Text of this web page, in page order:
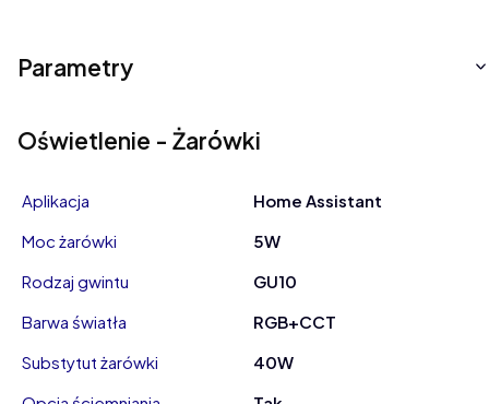
Parametry
Oświetlenie - Żarówki
Aplikacja
Home Assistant
Moc żarówki
5W
Rodzaj gwintu
GU10
Barwa światła
RGB+CCT
Substytut żarówki
40W